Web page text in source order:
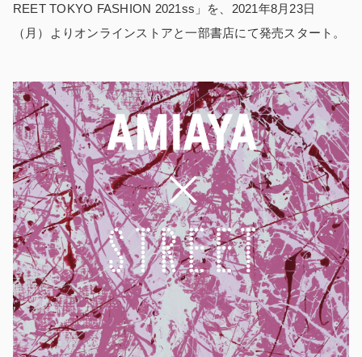
REET TOKYO FASHION 2021ss」を、2021年8月23日
（月）よりオンラインストアと一部書店にて発売スタート。